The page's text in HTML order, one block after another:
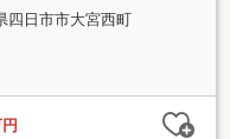
四日市市大宮西町